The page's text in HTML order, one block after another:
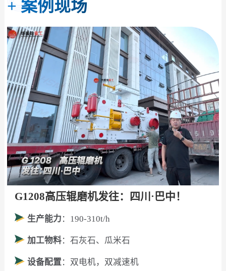
+ 案例现场
G1208高压辊磨机发往：四川·巴中！
生产能力 ：190-310t/h
加工物料：石灰石、瓜米石
设备配置 ：双电机，双减速机